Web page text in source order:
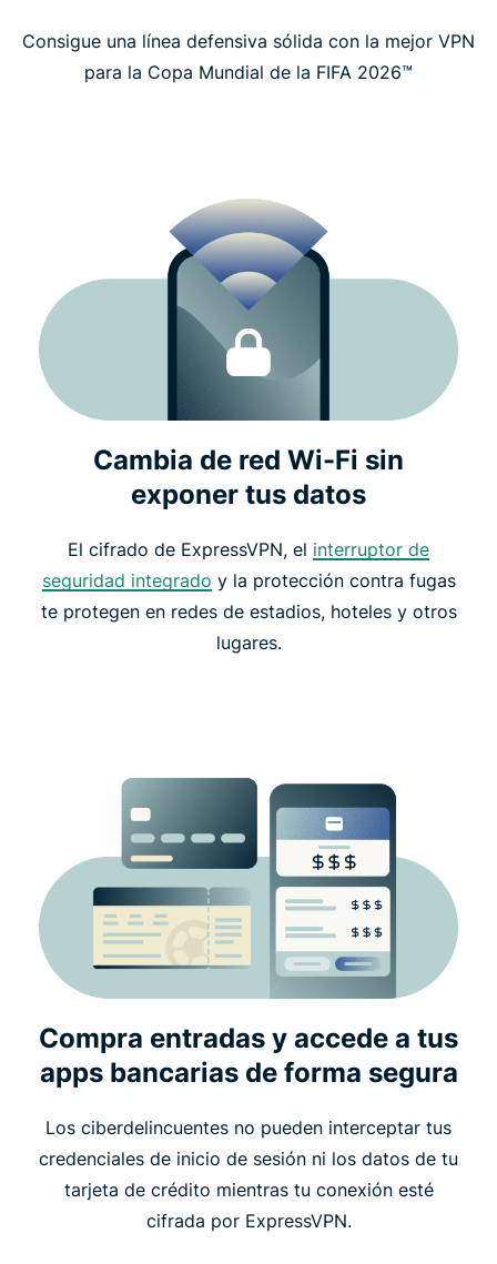
Preguntas frecuentes
Consigue una línea defensiva sólida con la mejor VPN
para la Copa Mundial de la FIFA 2026™
Cambia de red Wi-Fi sin
exponer tus datos
El cifrado de ExpressVPN, el interruptor de
seguridad integrado y la protección contra fugas
te protegen en redes de estadios, hoteles y otros
lugares.
Compra entradas y accede a tus
apps bancarias de forma segura
Los ciberdelincuentes no pueden interceptar tus
credenciales de inicio de sesión ni los datos de tu
tarjeta de crédito mientras tu conexión esté
cifrada por ExpressVPN.